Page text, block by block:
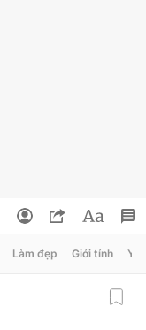
Làm đẹp Giới tính Y